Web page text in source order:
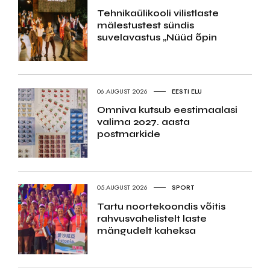
Tehnikaülikooli vilistlaste
mälestustest sündis
suvelavastus „Nüüd õpin
06.AUGUST 2026 EESTI ELU
Omniva kutsub eestimaalasi
valima 2027. aasta
postmarkide
05.AUGUST 2026 SPORT
Tartu noortekoondis võitis
rahvusvahelistelt laste
mängudelt kaheksa